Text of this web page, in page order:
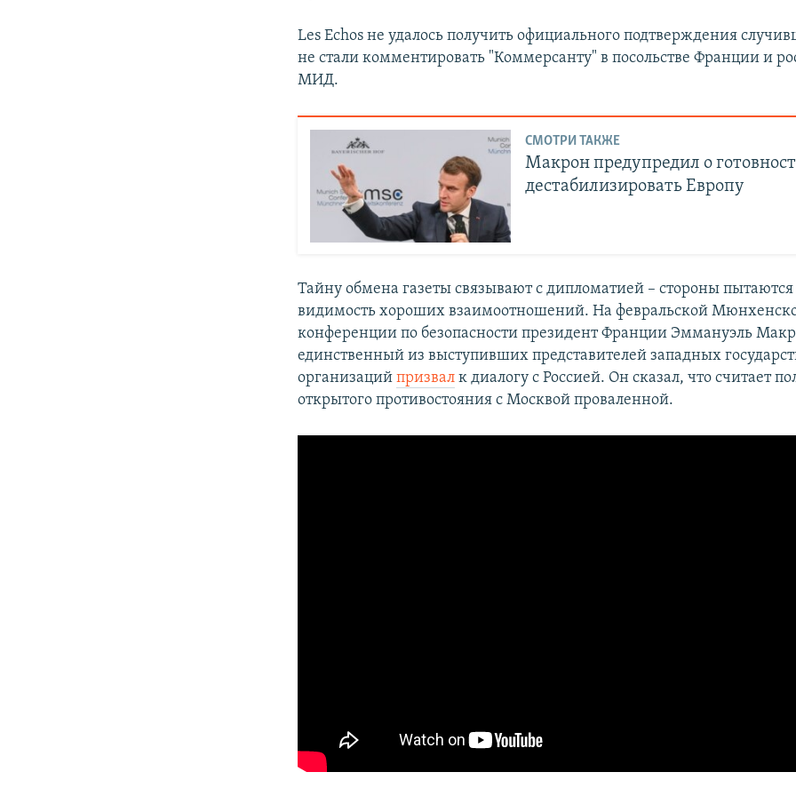
Les Echos не удалось получить официального подтверждения
не стали комментировать "Коммерсанту" в посольстве Франции и
МИД.
СМОТРИ ТАКЖЕ
Макрон предупредил о
дестабилизировать Европу
Тайну обмена газеты связывают с дипломатией – стороны
видимость хороших взаимоотношений. На февральской
конференции по безопасности президент Франции Эммануэль
единственный из выступивших представителей западных
организацийпризвал к диалогу с Россией. Он сказал, что считает
открытого противостояния с Москвой проваленной.